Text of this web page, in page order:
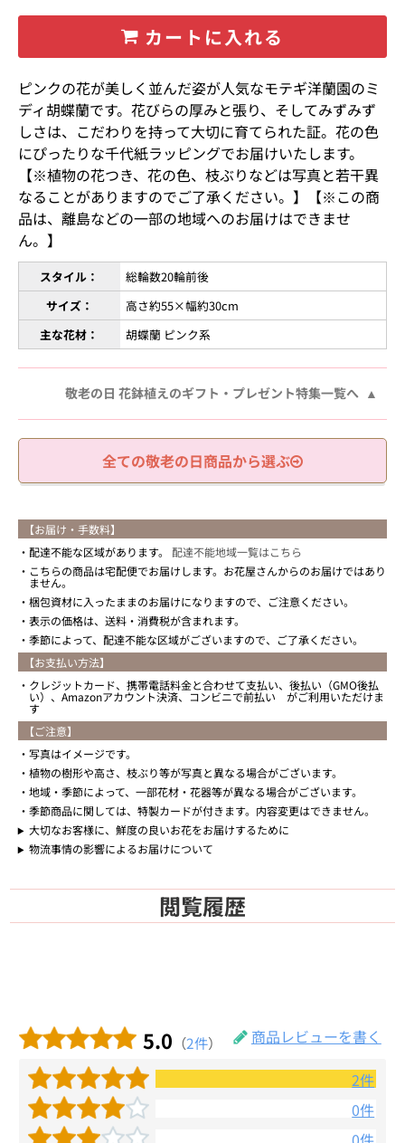
カートに入れる
ピンクの花が美しく並んだ姿が人気なモテギ洋蘭園のミ
ディ胡蝶蘭です。花びらの厚みと張り、そしてみずみず
しさは、こだわりを持って大切に育てられた証。花の色
にぴったりな千代紙ラッピングでお届けいたします。
【※植物の花つき、花の色、枝ぶりなどは写真と若干異
なることがありますのでご了承ください。】【※この商
品は、離島などの一部の地域へのお届けはできませ
ん。】
スタイル：
総輪数20輪前後
サイズ：
高さ約55×幅約30cm
主な花材：
胡蝶蘭 ピンク系
敬老の日 花鉢植えのギフト・プレゼント特集一覧へ
全ての敬老の日商品から選ぶ
【お届け・手数料】
配達不能な区域があります。 配達不能地域一覧はこちら
こちらの商品は宅配便でお届けします。お花屋さんからのお届けではあり
ません。
梱包資材に入ったままのお届けになりますので、ご注意ください。
表示の価格は、送料・消費税が含まれます。
季節によって、配達不能な区域がございますので、ご了承ください。
【お支払い方法】
クレジットカード、携帯電話料金と合わせて支払い、後払い（GMO後払
い）、Amazonアカウント決済、コンビニで前払い がご利用いただけま
す
【ご注意】
写真はイメージです。
植物の樹形や高さ、枝ぶり等が写真と異なる場合がございます。
地域・季節によって、一部花材・花器等が異なる場合がございます。
季節商品に関しては、特製カードが付きます。内容変更はできません。
大切なお客様に、鮮度の良いお花をお届けするために
物流事情の影響によるお届けについて
閲覧履歴
5.0 （2件）
商品レビューを書く
2件
0件